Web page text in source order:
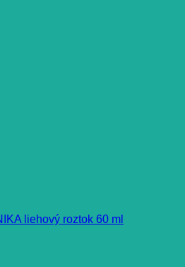
liehový roztok 60 ml